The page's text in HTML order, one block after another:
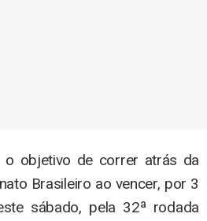
o objetivo de correr atrás da
Brasileiro ao vencer, por 3
sábado, pela 32ª rodada